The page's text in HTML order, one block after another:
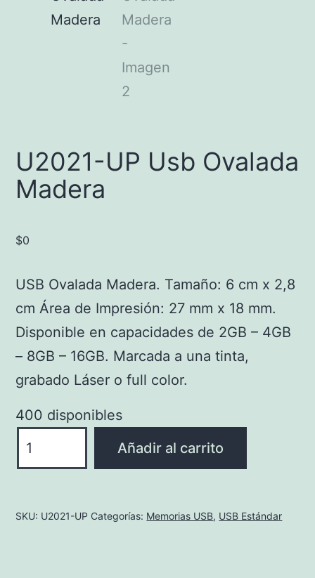
U2021-UP Usb Ovalada
Madera
$0
USB Ovalada Madera. Tamaño: 6 cm x 2,8
cm Área de Impresión: 27 mm x 18 mm.
Disponible en capacidades de 2GB – 4GB
– 8GB – 16GB. Marcada a una tinta,
grabado Láser o full color.
400 disponibles
UP
Madera
Añadir al carrito
SKU: U2021-UP Categorías: Memorias USB, USB Estándar